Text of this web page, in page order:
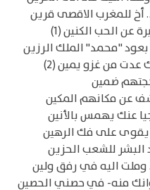
للمغرب الاقصى قرين
الحب الكنين (1)
"محمد" الملك الرزين
عدت من غزو يمين (2)
بحجتهم ضمين
عن مكانهم المكين
عنك يهمس بالأنين
يقوى على فك الرهين
للشعب الحزين
اليه في رفق ولين
منه- في حصني الحصين